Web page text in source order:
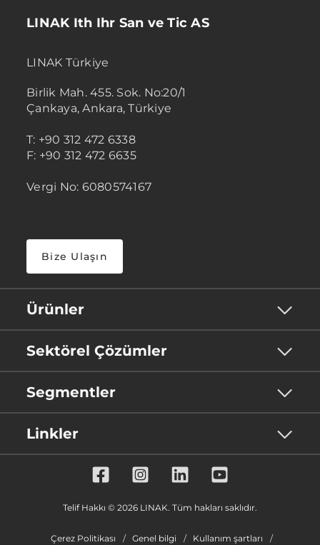
LINAK Ith Ihr San ve Tic AS
LINAK Türkiye
Birlik Mah. 455. Sok. No:20/1
Çankaya, Ankara, Türkiye
T: +90 312 472 6338
F: +90 312 472 6635
Vergi No: 6080574167
Bize Ulaşın
Ürünler
Sektörel Çözümler
Segmentler
Linkler
Telif Hakkı © 2026 LINAK. Tüm hakları saklıdır.
Çerez Politikası Genel bilgi
Kullanım şartları